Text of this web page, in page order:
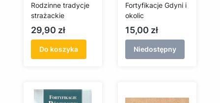
Rodzinne tradycje
strażackie
Cena
29,90 zł
Do koszyka
Fortyfikacje Gdyni i
okolic
Cena
15,00 zł
Niedostępny